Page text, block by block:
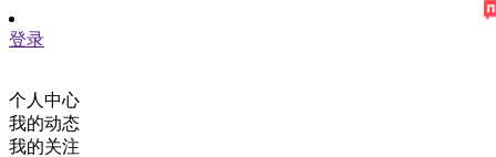
登录
个人中心
我的动态
我的关注